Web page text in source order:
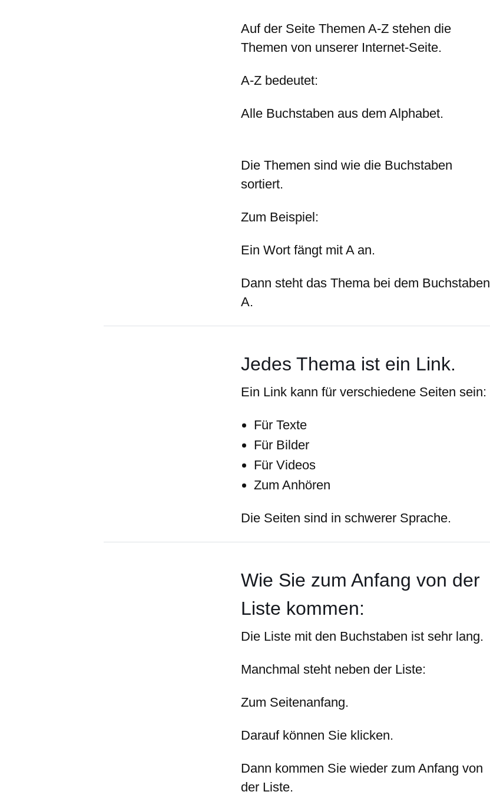
Auf der Seite Themen A-Z stehen die
Themen von unserer Internet-Seite.
A-Z bedeutet:
Alle Buchstaben aus dem Alphabet.
Die Themen sind wie die Buchstaben
sortiert.
Zum Beispiel:
Ein Wort fängt mit A an.
Dann steht das Thema bei dem Buchstaben
A.
Jedes Thema ist ein Link.
Ein Link kann für verschiedene Seiten sein:
Für Texte
Für Bilder
Für Videos
Zum Anhören
Die Seiten sind in schwerer Sprache.
Wie Sie zum Anfang von der
Liste kommen:
Die Liste mit den Buchstaben ist sehr lang.
Manchmal steht neben der Liste:
Zum Seitenanfang.
Darauf können Sie klicken.
Dann kommen Sie wieder zum Anfang von
der Liste.